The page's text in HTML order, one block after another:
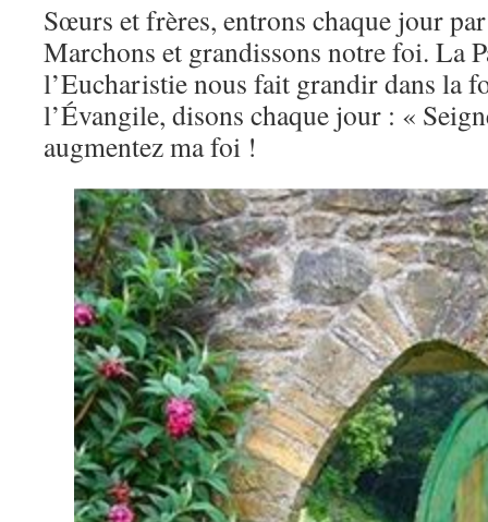
Sœurs et frères, entrons chaque jour
Marchons et grandissons notre foi. La
l’Eucharistie nous fait grandir dans la
l’Évangile, disons chaque jour : «
augmentez ma foi !